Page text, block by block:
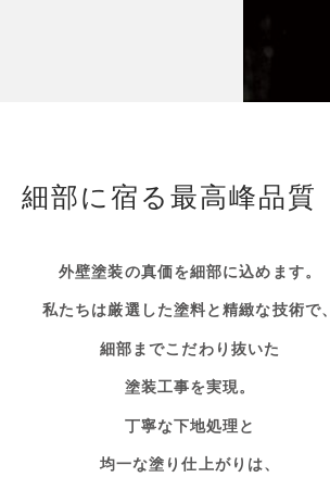
細部に宿る最高峰品質
外壁塗装の真価を細部に込めます。
私たちは厳選した塗料と精緻な技術で、
細部までこだわり抜いた
塗装工事を実現。
丁寧な下地処理と
均一な塗り仕上がりは、